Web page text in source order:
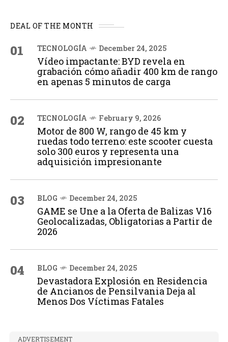
DEAL OF THE MONTH
01 TECNOLOGÍA December 24, 2025
Vídeo impactante: BYD revela en
grabación cómo añadir 400 km de rango
en apenas 5 minutos de carga
02 TECNOLOGÍA February 9, 2026
Motor de 800 W, rango de 45 km y
ruedas todo terreno: este scooter cuesta
solo 300 euros y representa una
adquisición impresionante
03 BLOG December 24, 2025
GAME se Une a la Oferta de Balizas V16
Geolocalizadas, Obligatorias a Partir de
2026
04 BLOG December 24, 2025
Devastadora Explosión en Residencia
de Ancianos de Pensilvania Deja al
Menos Dos Víctimas Fatales
ADVERTISEMENT